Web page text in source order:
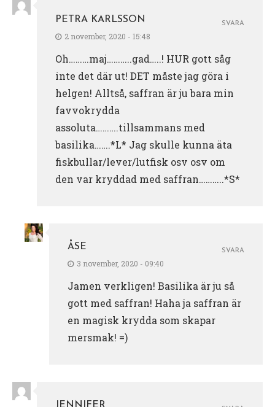
PETRA KARLSSON
2 november, 2020 - 15:48
Oh………maj………..gad…..! HUR gott såg
inte det där ut! DET måste jag göra i
helgen! Alltså, saffran är ju bara min
favvokrydda
assoluta……….tillsammans med
basilika…….*L* Jag skulle kunna äta
fiskbullar/lever/lutfisk osv osv om
den var kryddad med saffran………..*S*
SVARA
ÅSE
3 november, 2020 - 09:40
Jamen verkligen! Basilika är ju så
gott med saffran! Haha ja saffran är
en magisk krydda som skapar
mersmak! =)
SVARA
JENNIFER